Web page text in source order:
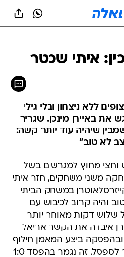
איתי שכטר
ללא ניצחון ובלי גילי
את באיירן מינכן. שגריר
שיהיה עוד יותר קשה:
לא טוב"
וחצי מחוץ למגרשים בשל
משני משחקים, חזר איתי
במשחק הביתי
והיה קרוב לכיבוש עם
ה-37, אבל שלוש דקות מאוחר יותר
איבדה את הקשר אריאל
ובהפסקה ביצע המאמן חילוף
הגנתי והוריד את שכטר לספסל. זה נגמר בהפסד 1:0